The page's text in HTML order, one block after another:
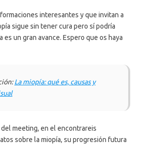
interesantes y que invitan a
sigue sin tener cura pero sí podría
es un gran avance. Espero que os haya
La miopía: qué es, causas y
meeting, en el encontrareis
sobre la miopía, su progresión futura